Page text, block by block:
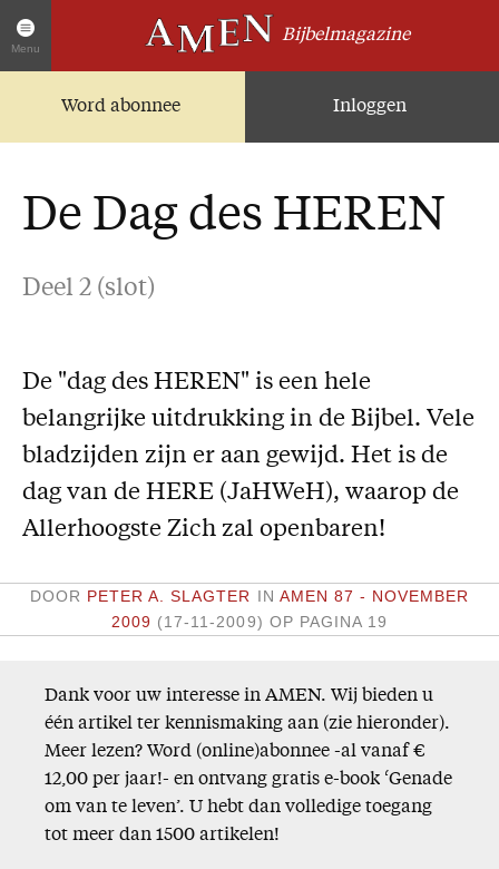
Menu
Bijbelmagazine
Word abonnee Inloggen
Artikelen
Zoek in alle artikelen
Facebook
Abonnementen
Geschenkabonnement
Proefnummer AMEN
Steun AMEN
Missie
Service
Adreswijziging
Vragen en opmerkingen
En verder
Bijbelstudieagenda
De Dag des HEREN
Deel 2 (slot)
De "dag des HEREN" is een hele
belangrijke uitdrukking in de Bijbel. Vele
bladzijden zijn er aan gewijd. Het is de
dag van de HERE (JaHWeH), waarop de
Allerhoogste Zich zal openbaren!
DOOR PETER A. SLAGTER IN AMEN 87 - NOVEMBER
2009 (17-11-2009) OP PAGINA 19
Dank voor uw interesse in AMEN. Wij bieden u
één artikel ter kennismaking aan (zie hieronder).
Meer lezen? Word (online)abonnee -al vanaf €
12,00 per jaar!- en ontvang gratis e-book ‘Genade
om van te leven’. U hebt dan volledige toegang
tot meer dan 1500 artikelen!